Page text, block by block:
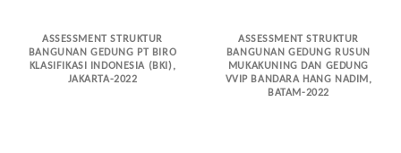
ASSESSMENT STRUKTUR
BANGUNAN GEDUNG PT BIRO
KLASIFIKASI INDONESIA (BKI),
JAKARTA-2022
ASSESSMENT STRUKTUR
BANGUNAN GEDUNG RUSUN
MUKAKUNING DAN GEDUNG
VVIP BANDARA HANG NADIM,
BATAM-2022